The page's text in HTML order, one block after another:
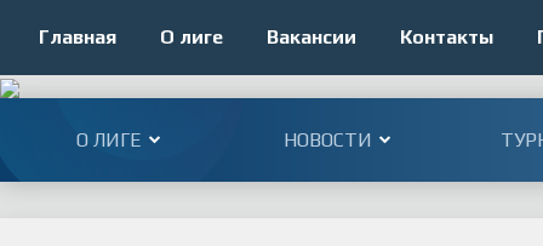
Главная О лиге Вакансии Контакты
О ЛИГЕ НОВОСТИ